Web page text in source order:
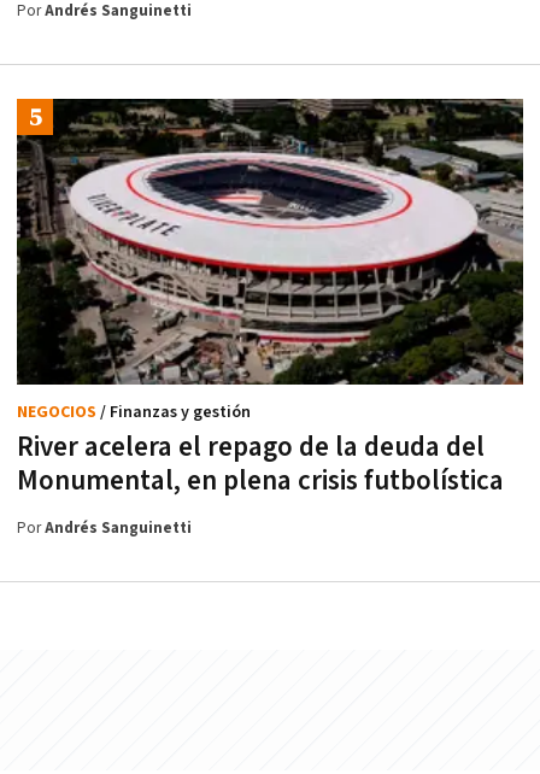
PorAndrés Sanguinetti
River acelera el repago de la deuda del
Monumental, en plena crisis futbolística
NEGOCIOS / Finanzas y gestión
PorAndrés Sanguinetti